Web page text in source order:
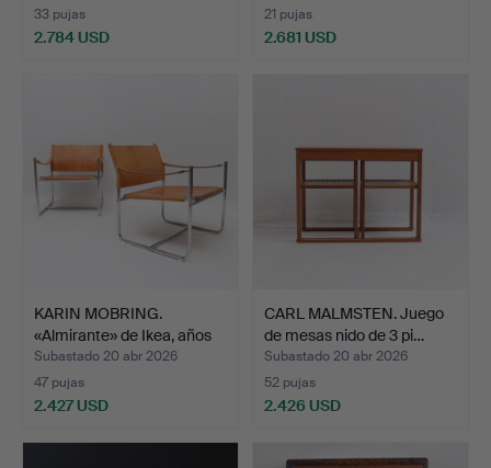
33 pujas
2.784 USD
21 pujas
2.681 USD
KARIN MOBRING.
«Almirante» de Ikea, años
7…
Subastado 20 abr 2026
47 pujas
2.427 USD
CARL MALMSTEN. Juego
de mesas nido de 3 pi…
Subastado 20 abr 2026
52 pujas
2.426 USD